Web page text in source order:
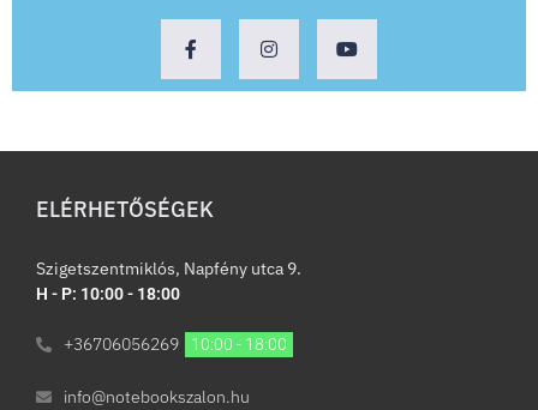
ELÉRHETŐSÉGEK
Szigetszentmiklós, Napfény utca 9.
H - P: 10:00 - 18:00
+36706056269 10:00 - 18:00
info@notebookszalon.hu